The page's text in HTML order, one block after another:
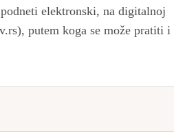
elektronski, na digitalnoj
putem koga se može pratiti i